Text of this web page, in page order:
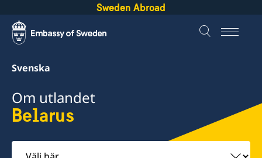
Sweden Abroad
Svenska
Om utlandet
Belarus
Välj